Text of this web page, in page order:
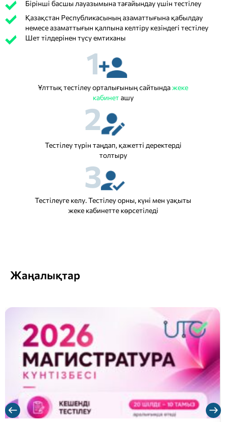
Бірінші басшы лауазымына тағайындау үшін тестілеу
Қазақстан Республикасының азаматтығына қабылдау
немесе азаматтығын қалпына келтіру кезіндегі тестілеу
Шет тілдерінен түсу емтиханы
1
Ұлттық тестілеу орталығының сайтындажеке
кабинеташу
2
Тестілеу түрін таңдап, қажетті деректерді
толтыру
3
Тестілеуге келу. Тестілеу орны, күні мен уақыты
жеке кабинетте көрсетіледі
Жаңалықтар